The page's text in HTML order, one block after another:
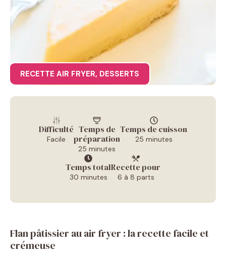
RECETTE AIR FRYER, DESSERTS
Difficulté
Facile
Temps de
préparation
25 minutes
Temps de cuisson
25 minutes
Temps total
30 minutes
Recette pour
6 à 8 parts
Flan pâtissier au air fryer : la recette facile et
crémeuse